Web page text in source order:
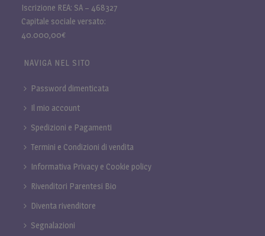
Iscrizione REA: SA – 468327
Capitale sociale versato:
40.000,00€
NAVIGA NEL SITO
Password dimenticata
Il mio account
Spedizioni e Pagamenti
Termini e Condizioni di vendita
Informativa Privacy e Cookie policy
Rivenditori Parentesi Bio
Diventa rivenditore
Segnalazioni